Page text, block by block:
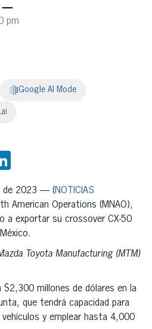
—
pm
Google AI Mode
de 2023 — (NOTICIAS
American Operations (MNAO),
a exportar su crossover CX-50
Toyota Manufacturing (MTM)
$2,300 millones de dólares en la
que tendrá capacidad para
y emplear hasta 4,000